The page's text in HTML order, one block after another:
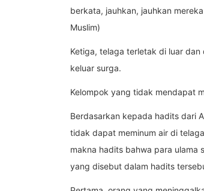
berkata, jauhkan, jauhkan
Muslim)
Ketiga, telaga terletak di luar
keluar surga.
Kelompok yang tidak mendapat
Berdasarkan kepada hadits dari
tidak dapat meminum air di
makna hadits bahwa para
yang disebut dalam hadits